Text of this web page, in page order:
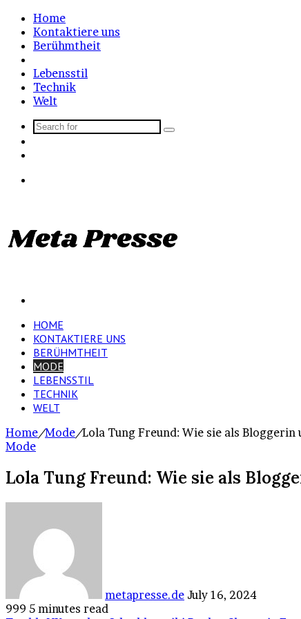
Home
Kontaktiere uns
Berühmtheit
Lebensstil
Technik
Welt
Search
HOME
KONTAKTIERE UNS
BERÜHMTHEIT
MODE
LEBENSSTIL
TECHNIK
WELT
Home/Mode/Lola Tung Freund: Wie sie als
Mode
Lola Tung Freund: Wie sie als
metapresse.de July 16, 2024
999 5 minutes read